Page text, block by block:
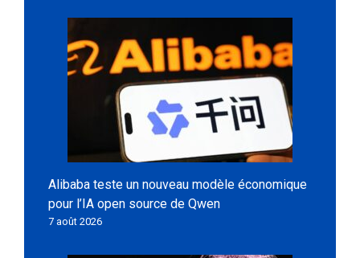
Alibaba teste un nouveau modèle économique
pour l’IA open source de Qwen
7 août 2026